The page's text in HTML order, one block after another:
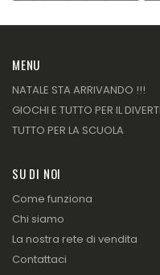
MENU
NATALE STA ARRIVANDO !!!
GIOCHI E TUTTO PER IL
TUTTO PER LA SCUOLA
SU DI NOI
Come funziona
Chi siamo
La nostra rete di vendita
Contattaci